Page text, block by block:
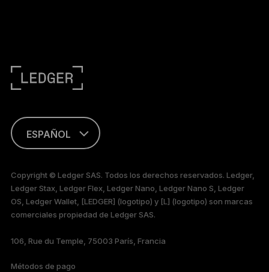
ESPAÑOL
FRANÇAIS
TÜRKÇE
DEUTSCH
Copyright © Ledger SAS. Todos los derechos reservados. Ledger,
Ledger Stax, Ledger Flex, Ledger Nano, Ledger Nano S, Ledger
OS, Ledger Wallet, [LEDGER] (logotipo) y [L] (logotipo) son marcas
comerciales propiedad de Ledger SAS.
106, Rue du Temple, 75003 París, Francia
Métodos de pago